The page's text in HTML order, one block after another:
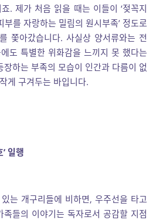
. 제가 처음 읽을 때는 이들이 ‘젖꼭지
를 자랑하는 밀림의 원시부족’ 정도로
쫓아갔습니다. 사실상 양서류와는 전
도 특별한 위화감을 느끼지 못 했다는
하는 부족의 모습이 인간과 다름이 없
게 구겨두는 바입니다.
일행
는 개구리들에 비하면, 우주선을 타고
들의 이야기는 독자로서 공감할 지점